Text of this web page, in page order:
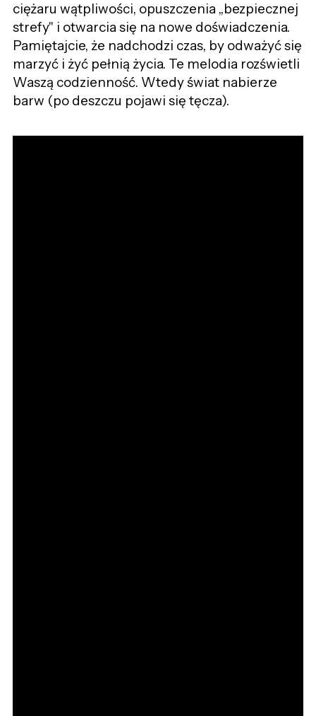
ciężaru wątpliwości, opuszczenia „bezpiecznej
strefy" i otwarcia się na nowe doświadczenia.
Pamiętajcie, że nadchodzi czas, by odważyć się
marzyć i żyć pełnią życia. Te melodia rozświetli
Waszą codzienność. Wtedy świat nabierze
barw (po deszczu pojawi się tęcza).